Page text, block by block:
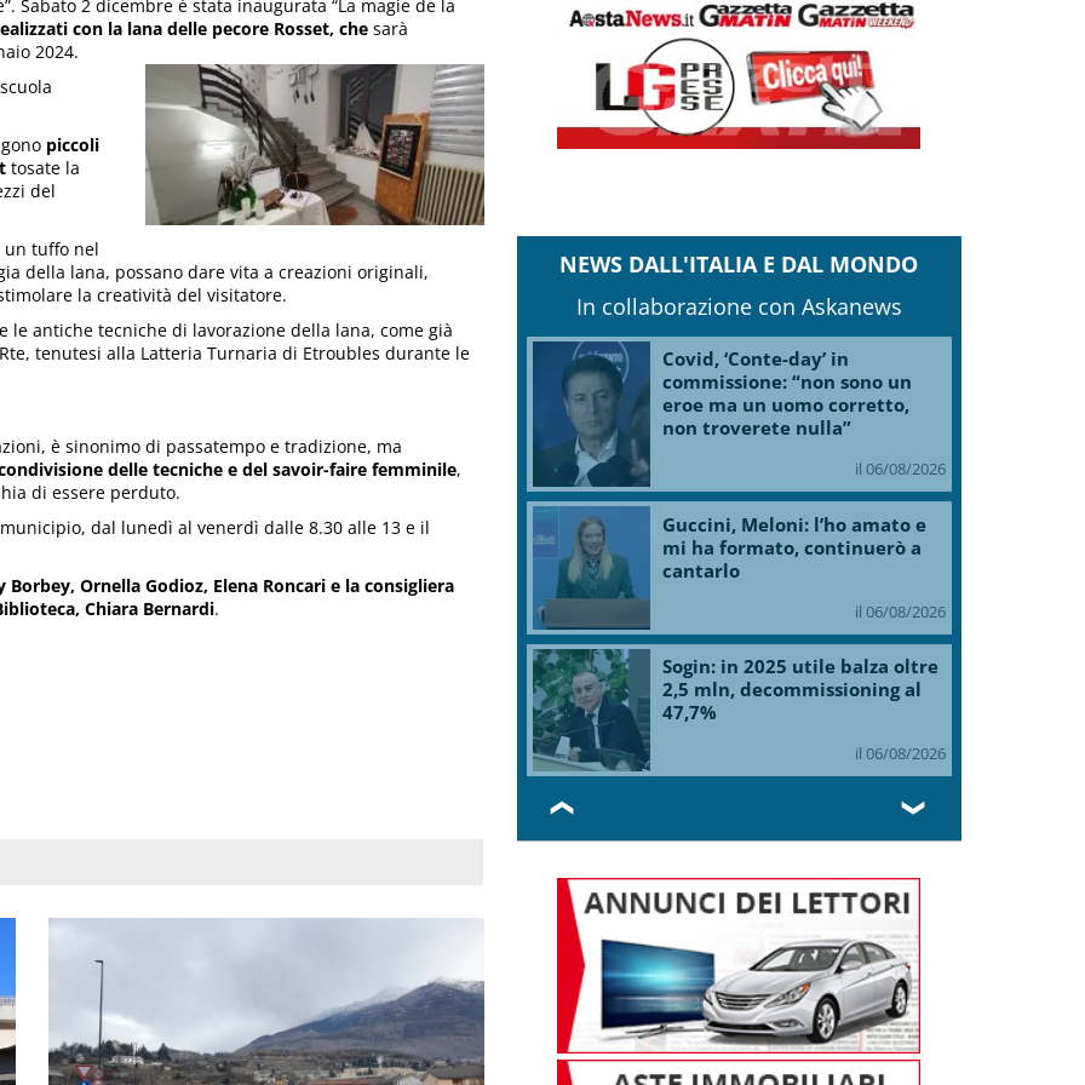
Sabato 2 dicembre è stata inaugurata “La magie de la
con la lana delle pecore Rosset, che sarà
2024.
piccoli
tosate la
del
un tuffo nel
della lana, possano dare vita a creazioni originali,
la creatività del visitatore.
le antiche tecniche di lavorazione della lana, come già
tenutesi alla Latteria Turnaria di Etroubles durante le
è sinonimo di passatempo e tradizione, ma
delle tecniche e del savoir-faire femminile,
di essere perduto.
dal lunedì al venerdì dalle 8.30 alle 13 e il
Ornella Godioz, Elena Roncari e la consigliera
Chiara Bernardi.
NEWS DALL'ITALIA E DAL MONDO
In collaborazione con Askanews
Covid, ‘Conte-day’ in
commissione: “non sono un
eroe ma un uomo corretto,
non troverete nulla”
il 06/08/2026
Guccini, Meloni: l’ho amato e
mi ha formato, continuerò a
cantarlo
il 06/08/2026
Sogin: in 2025 utile balza oltre
2,5 mln, decommissioning al
47,7%
il 06/08/2026
❮ ❯